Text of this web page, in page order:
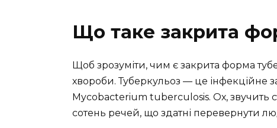
Що таке закрита
Щоб зрозуміти, чим є закрита форма
хвороби. Туберкульоз — це інфекційне
Mycobacterium tuberculosis. Ох, звучить
сотень речей, що здатні перевернути